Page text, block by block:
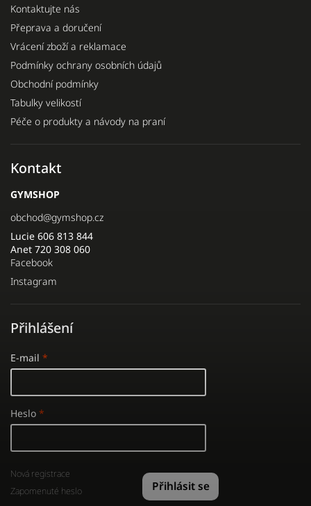
Kontaktujte nás
Přeprava a doručení
Vrácení zboží a reklamace
Podmínky ochrany osobních údajů
Obchodní podmínky
Tabulky velikostí
Péče o produkty a návody na praní
Kontakt
GYMSHOP
obchod@gymshop.cz
Lucie 606 813 844
Anet 720 308 060
Facebook
Instagram
Přihlášení
E-mail
Heslo
Přihlásit se
Nová registrace
Zapomenuté heslo